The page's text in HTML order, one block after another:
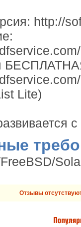
http://
Lite)
с
Отзывы